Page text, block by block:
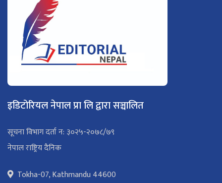
इडिटोरियल नेपाल प्रा लि द्वारा सञ्चालित
सूचना विभाग दर्ता न: ३०२५-२०७८/७९
नेपाल राष्ट्रिय दैनिक
Tokha-07, Kathmandu 44600